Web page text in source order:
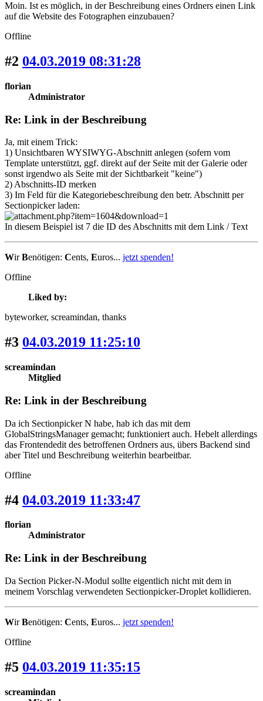
Moin. Ist es möglich, in der Beschreibung eines Ordners einen Link
auf die Website des Fotographen einzubauen?
Offline
#2 04.03.2019 08:31:28
florian
Administrator
Re: Link in der Beschreibung
Ja, mit einem Trick:
1) Unsichtbaren WYSIWYG-Abschnitt anlegen (sofern vom
Template unterstützt, ggf. direkt auf der Seite mit der Galerie oder
sonst irgendwo als Seite mit der Sichtbarkeit "keine")
2) Abschnitts-ID merken
3) Im Feld für die Kategoriebeschreibung den betr. Abschnitt per
Sectionpicker laden:
In diesem Beispiel ist 7 die ID des Abschnitts mit dem Link / Text
WirBenötigen: Cents, Euros... jetzt spenden!
Offline
Liked by:
byteworker, screamindan, thanks
#3 04.03.2019 11:25:10
screamindan
Mitglied
Re: Link in der Beschreibung
Da ich Sectionpicker N habe, hab ich das mit dem
GlobalStringsManager gemacht; funktioniert auch. Hebelt allerdings
das Frontendedit des betroffenen Ordners aus, übers Backend sind
aber Titel und Beschreibung weiterhin bearbeitbar.
Offline
#4 04.03.2019 11:33:47
florian
Administrator
Re: Link in der Beschreibung
Da Section Picker-N-Modul sollte eigentlich nicht mit dem in
meinem Vorschlag verwendeten Sectionpicker-Droplet kollidieren.
WirBenötigen: Cents, Euros... jetzt spenden!
Offline
#5 04.03.2019 11:35:15
screamindan